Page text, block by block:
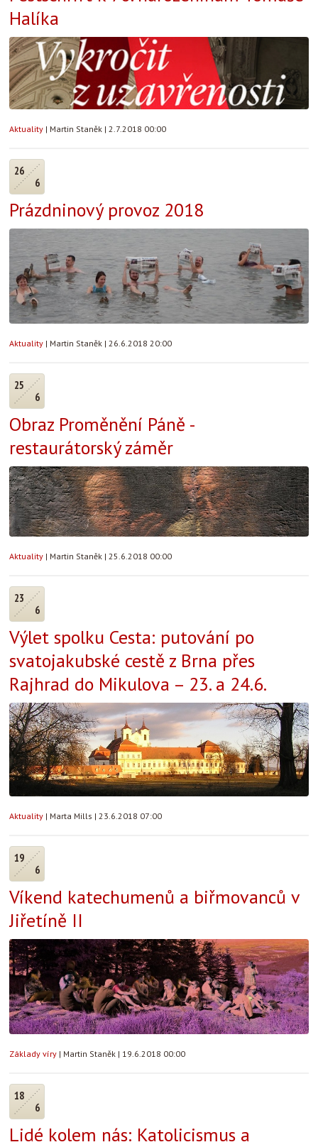
Halíka
Aktuality | Martin Staněk | 2.7.2018 00:00
26
6
Prázdninový provoz 2018
Aktuality | Martin Staněk | 26.6.2018 20:00
25
6
Obraz Proměnění Páně -
restaurátorský záměr
Aktuality | Martin Staněk | 25.6.2018 00:00
23
6
Výlet spolku Cesta: putování po
svatojakubské cestě z Brna přes
Rajhrad do Mikulova – 23. a 24.6.
Aktuality | Marta Mills | 23.6.2018 07:00
19
6
Víkend katechumenů a biřmovanců v
Jiřetíně II
Základy víry | Martin Staněk | 19.6.2018 00:00
18
6
Lidé kolem nás: Katolicismus a